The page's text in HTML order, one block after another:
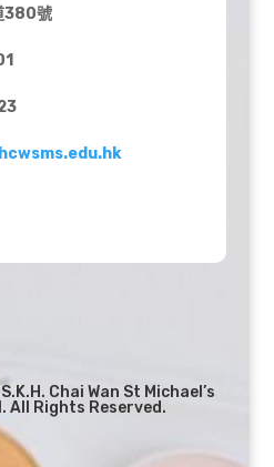
380號
Chai Wan St Michael’s
All Rights Reserved.